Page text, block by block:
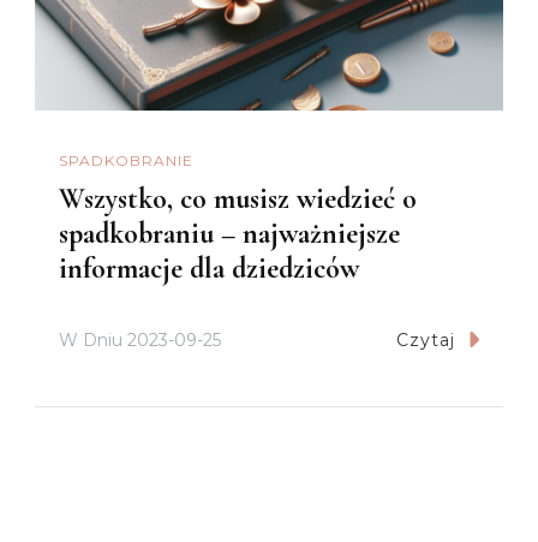
SPADKOBRANIE
Wszystko, co musisz wiedzieć o
spadkobraniu – najważniejsze
informacje dla dziedziców
W Dniu 2023-09-25 Czytaj